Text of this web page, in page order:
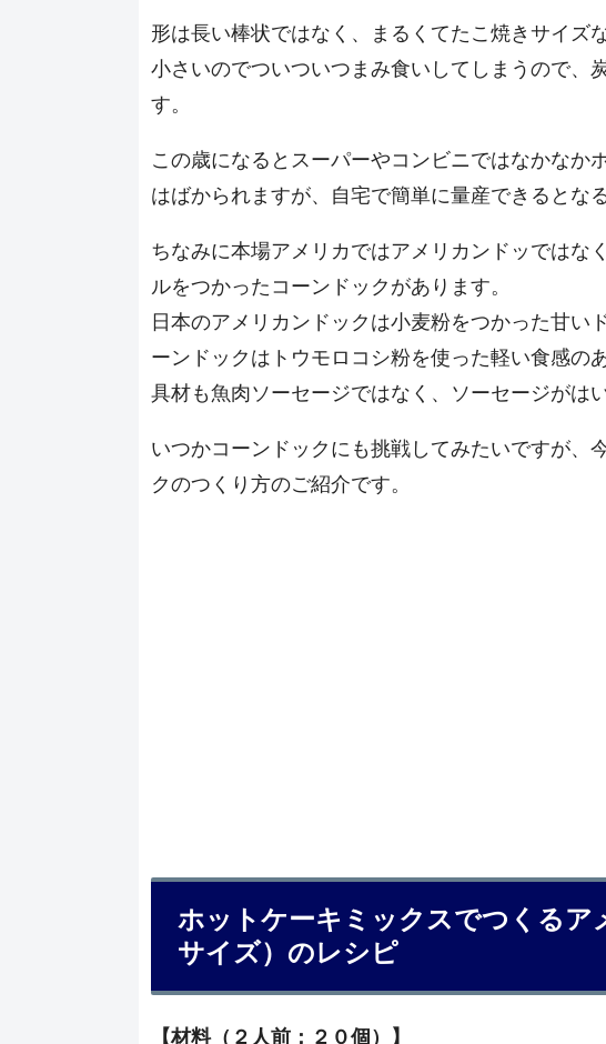
形は長い棒状ではなく、まるくてたこ焼きサイズ
小さいのでついついつまみ食いしてしまうので、
す。
この歳になるとスーパーやコンビニではなかなか
はばかられますが、自宅で簡単に量産できるとな
ちなみに本場アメリカではアメリカンドッではな
ルをつかったコーンドックがあります。
日本のアメリカンドックは小麦粉をつかった甘い
ーンドックはトウモロコシ粉を使った軽い食感の
具材も魚肉ソーセージではなく、ソーセージがは
いつかコーンドックにも挑戦してみたいですが、
クのつくり方のご紹介です。
ホットケーキミックスでつくるア
サイズ）のレシピ
【材料（２人前；２０個）】